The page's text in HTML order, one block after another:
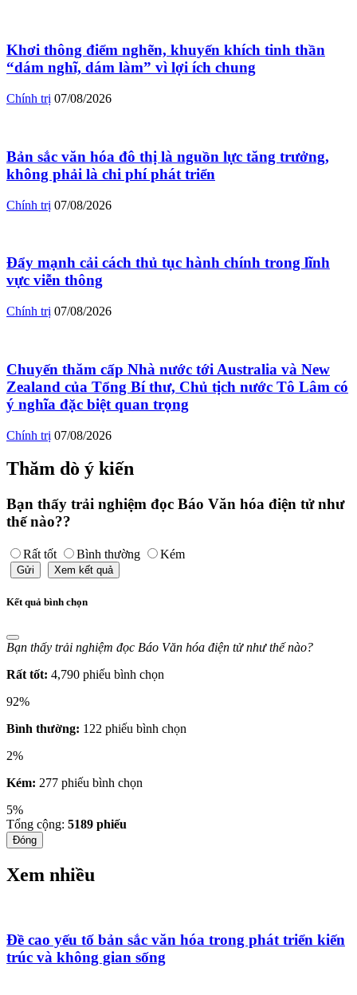
Khơi thông điểm nghẽn, khuyến khích tinh thần
“dám nghĩ, dám làm” vì lợi ích chung
Chính trị 07/08/2026
Bản sắc văn hóa đô thị là nguồn lực tăng trưởng,
không phải là chi phí phát triển
Chính trị 07/08/2026
Đẩy mạnh cải cách thủ tục hành chính trong lĩnh
vực viễn thông
Chính trị 07/08/2026
Chuyến thăm cấp Nhà nước tới Australia và New
Zealand của Tổng Bí thư, Chủ tịch nước Tô Lâm có
ý nghĩa đặc biệt quan trọng
Chính trị 07/08/2026
Thăm dò ý kiến
Bạn thấy trải nghiệm đọc Báo Văn hóa điện tử như
thế nào??
Rất tốt Bình thường Kém
Gửi Xem kết quả
Kết quả bình chọn
Bạn thấy trải nghiệm đọc Báo Văn hóa điện tử như thế nào?
Rất tốt: 4,790 phiếu bình chọn
92%
Bình thường: 122 phiếu bình chọn
2%
Kém: 277 phiếu bình chọn
5%
Tổng cộng: 5189 phiếu
Đóng
Xem nhiều
Đề cao yếu tố bản sắc văn hóa trong phát triển kiến
trúc và không gian sống